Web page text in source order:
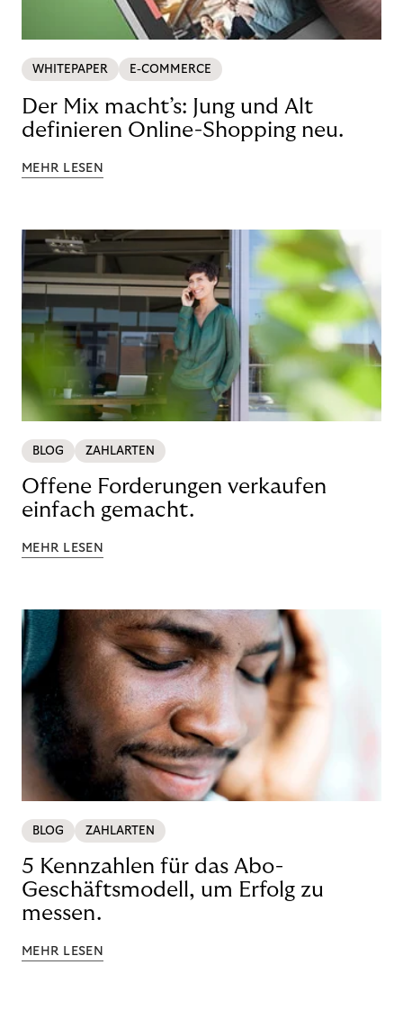
WHITEPAPER E-COMMERCE
Der Mix macht’s: Jung und Alt
definieren Online-Shopping neu.
MEHR LESEN
BLOG ZAHLARTEN
Offene Forderungen verkaufen
einfach gemacht.
MEHR LESEN
BLOG ZAHLARTEN
5 Kennzahlen für das Abo-
Geschäftsmodell, um Erfolg zu
messen.
MEHR LESEN